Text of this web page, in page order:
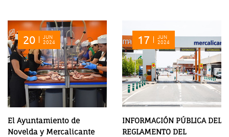
20 JUN
2024
El Ayuntamiento de
Novelda y Mercalicante
17 JUN
2024
INFORMACIÓN PÚBLICA DEL
REGLAMENTO DEL